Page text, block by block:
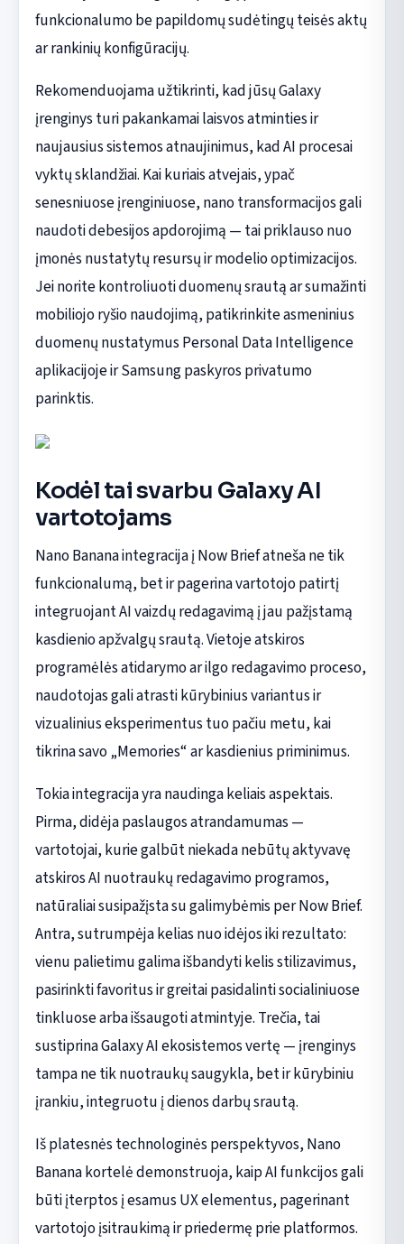
funkcionalumo be papildomų sudėtingų teisės aktų
ar rankinių konfigūracijų.
Rekomenduojama užtikrinti, kad jūsų Galaxy
įrenginys turi pakankamai laisvos atminties ir
naujausius sistemos atnaujinimus, kad AI procesai
vyktų sklandžiai. Kai kuriais atvejais, ypač
senesniuose įrenginiuose, nano transformacijos gali
naudoti debesijos apdorojimą — tai priklauso nuo
įmonės nustatytų resursų ir modelio optimizacijos.
Jei norite kontroliuoti duomenų srautą ar sumažinti
mobiliojo ryšio naudojimą, patikrinkite asmeninius
duomenų nustatymus Personal Data Intelligence
aplikacijoje ir Samsung paskyros privatumo
parinktis.
Kodėl tai svarbu Galaxy AI
vartotojams
Nano Banana integracija į Now Brief atneša ne tik
funkcionalumą, bet ir pagerina vartotojo patirtį
integruojant AI vaizdų redagavimą į jau pažįstamą
kasdienio apžvalgų srautą. Vietoje atskiros
programėlės atidarymo ar ilgo redagavimo proceso,
naudotojas gali atrasti kūrybinius variantus ir
vizualinius eksperimentus tuo pačiu metu, kai
tikrina savo „Memories“ ar kasdienius priminimus.
Tokia integracija yra naudinga keliais aspektais.
Pirma, didėja paslaugos atrandamumas —
vartotojai, kurie galbūt niekada nebūtų aktyvavę
atskiros AI nuotraukų redagavimo programos,
natūraliai susipažįsta su galimybėmis per Now Brief.
Antra, sutrumpėja kelias nuo idėjos iki rezultato:
vienu palietimu galima išbandyti kelis stilizavimus,
pasirinkti favoritus ir greitai pasidalinti socialiniuose
tinkluose arba išsaugoti atmintyje. Trečia, tai
sustiprina Galaxy AI ekosistemos vertę — įrenginys
tampa ne tik nuotraukų saugykla, bet ir kūrybiniu
įrankiu, integruotu į dienos darbų srautą.
Iš platesnės technologinės perspektyvos, Nano
Banana kortelė demonstruoja, kaip AI funkcijos gali
būti įterptos į esamus UX elementus, pagerinant
vartotojo įsitraukimą ir priedermę prie platformos.